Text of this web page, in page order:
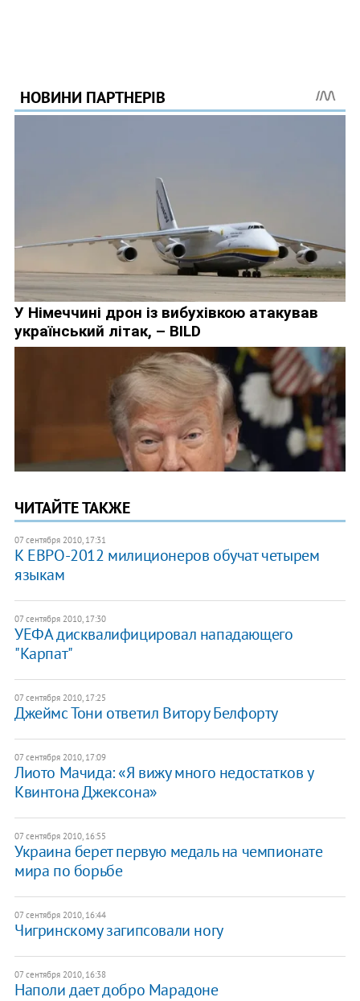
ЧИТАЙТЕ ТАКЖЕ
07 сентября 2010, 17:31
К ЕВРО-2012 милиционеров обучат четырем
языкам
07 сентября 2010, 17:30
УЕФА дисквалифицировал нападающего
"Карпат"
07 сентября 2010, 17:25
Джеймс Тони ответил Витору Белфорту
07 сентября 2010, 17:09
Лиото Мачида: «Я вижу много недостатков у
Квинтона Джексона»
07 сентября 2010, 16:55
Украина берет первую медаль на чемпионате
мира по борьбе
07 сентября 2010, 16:44
Чигринскому загипсовали ногу
07 сентября 2010, 16:38
Наполи дает добро Марадоне